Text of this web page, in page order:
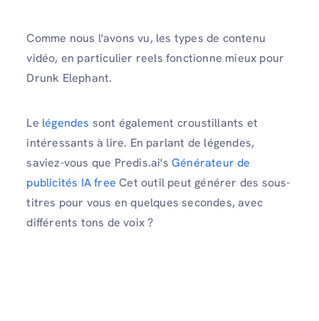
Comme nous l'avons vu, les types de contenu
vidéo, en particulier reels fonctionne mieux pour
Drunk Elephant.
Le légendes sont également croustillants et
intéressants à lire. En parlant de légendes,
saviez-vous que Predis.ai's Générateur de
publicités IA free Cet outil peut générer des sous-
titres pour vous en quelques secondes, avec
différents tons de voix ?